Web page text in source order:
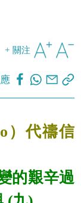
+ 關注
）代禱信
的艱辛過